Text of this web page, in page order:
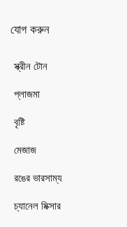
যোগ করুন
স্ক্রীন টোন
প্লাজমা
বৃষ্টি
মেজাজ
রঙের ভারসাম্য
চ্যানেল মিক্সার